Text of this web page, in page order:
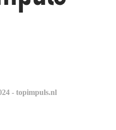
- topimpuls.nl